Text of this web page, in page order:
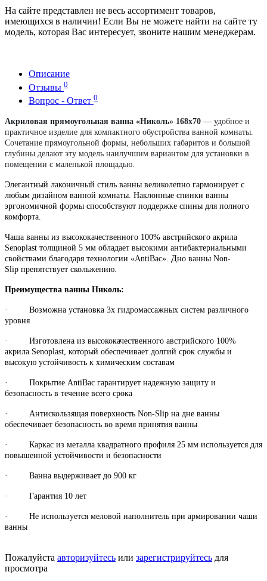
На сайте представлен не весь ассортимент товаров,
имеющихся в наличии! Если Вы не можете найти на сайте ту
модель, которая Вас интересует, звоните нашим менеджерам.
Описание
Отзывы 0
Вопрос - Ответ 0
Акриловая прямоугольная ванна «Николь» 168х70 — удобное и
практичное изделие для компактного обустройства ванной комнаты.
Сочетание прямоугольной формы, небольших габаритов и большой
глубины делают эту модель наилучшим вариантом для установки в
помещении с маленькой площадью.
Элегантный лаконичный стиль ванны великолепно гармонирует с
любым дизайном ванной комнаты. Наклонные спинки ванны
эргономичной формы способствуют поддержке спины для полного
комфорта.
Чаша ванны из высококачественного 100% австрийского акрила
Senoplast толщиной 5 мм обладает высокими антибактериальными
свойствами благодаря технологии «AntiBac». Дно ванны Non-
Slip препятствует скольжению.
Преимущества ванны Николь:
· Возможна установка 3х гидромассажных систем различного
уровня
· Изготовлена из высококачественного австрийского 100%
акрила Senoplast, который обеспечивает долгий срок службы и
высокую устойчивость к химическим составам
· Покрытие AntiBac гарантирует надежную защиту и
безопасность в течение всего срока
· Антискользящая поверхность Non-Slip на дне ванны
обеспечивает безопасность во время принятия ванны
· Каркас из металла квадратного профиля 25 мм используется для
повышенной устойчивости и безопасности
· Ванна выдерживает до 900 кг
· Гарантия 10 лет
· Не используется меловой наполнитель при армировании чаши
ванны
Пожалуйста авторизуйтесь или зарегистрируйтесь для
просмотра